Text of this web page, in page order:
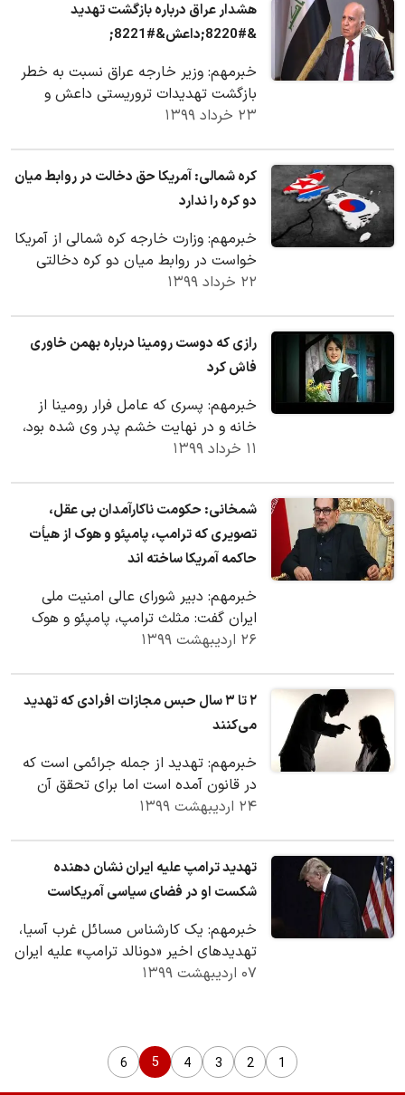
هشدار عراق درباره بازگشت تهدید
&#8220;داعش&#8221;
خبرمهم: وزیر خارجه عراق نسبت به خطر
بازگشت تهدیدات تروریستی داعش و
گسترش آنها به سایر کشورهای منطقه و
۲۳ خرداد ۱۳۹۹
کره شمالی: آمریکا حق دخالت در روابط میان
دو کره را ندارد
خبرمهم: وزارت خارجه کره شمالی از آمریکا
خواست در روابط میان دو کره دخالتی
نکند.
۲۲ خرداد ۱۳۹۹
رازی که دوست رومینا درباره بهمن خاوری
فاش کرد
خبرمهم: پسری که عامل فرار رومینا از
خانه و در نهایت خشم پدر وی شده بود،
چندین بار رومینا را تهدید به قتل کرده
۱۱ خرداد ۱۳۹۹
شمخانی: حکومت ناکارآمدان بی عقل،
تصویری که ترامپ، پامپئو و هوک از هیأت
حاکمه آمریکا ساخته اند
خبرمهم: دبیر شورای عالی امنیت ملی
ایران گفت: مثلث ترامپ، پامپئو و هوک
تصویری از هیأت حاکمه آمریکا ساخته که
۲۶ اردیبهشت ۱۳۹۹
۲ تا ۳ سال حبس مجازات افرادی که تهدید
می‌کنند
خبرمهم: تهدید از جمله جرائمی است که
در قانون آمده است اما برای تحقق آن
شرایط خاصی ذکر شده است.
۲۴ اردیبهشت ۱۳۹۹
تهدید ترامپ علیه ایران نشان دهنده
شکست او در فضای سیاسی آمریکاست
خبرمهم: یک کارشناس مسائل غرب آسیا،
تهدیدهای اخیر «دونالد ترامپ» علیه ایران
را یک نوع جنگ روانی دانست که با هدف
۰۷ اردیبهشت ۱۳۹۹
1
2
3
4
5
6